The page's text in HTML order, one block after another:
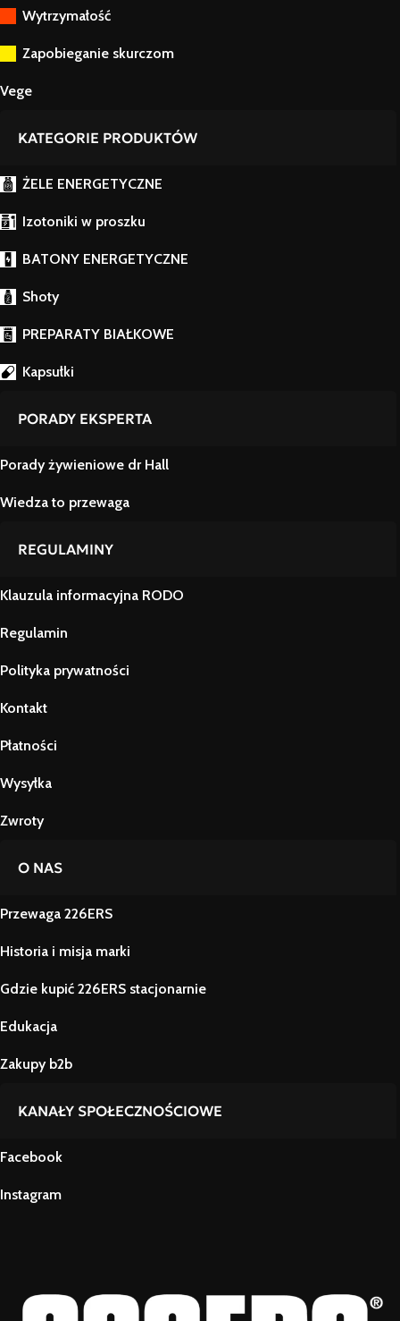
Wytrzymałość
Zapobieganie skurczom
Vege
KATEGORIE PRODUKTÓW
ŻELE ENERGETYCZNE
Izotoniki w proszku
BATONY ENERGETYCZNE
Shoty
PREPARATY BIAŁKOWE
Kapsułki
PORADY EKSPERTA
Porady żywieniowe dr Hall
Wiedza to przewaga
REGULAMINY
Klauzula informacyjna RODO
Regulamin
Polityka prywatności
Kontakt
Płatności
Wysyłka
Zwroty
O NAS
Przewaga 226ERS
Historia i misja marki
Gdzie kupić 226ERS stacjonarnie
Edukacja
Zakupy b2b
KANAŁY SPOŁECZNOŚCIOWE
Facebook
Instagram